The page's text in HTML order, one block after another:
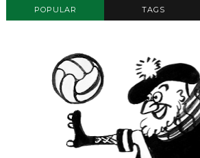
POPULAR TAGS